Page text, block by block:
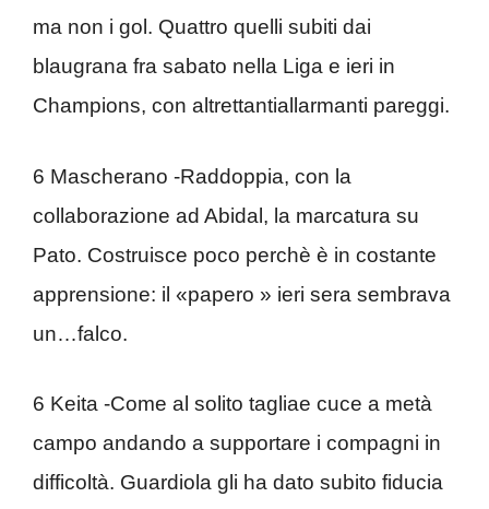
ma non i gol. Quattro quelli subiti dai
blaugrana fra sabato nella Liga e ieri in
Champions, con altrettantiallarmanti pareggi.
6 Mascherano -Raddoppia, con la
collaborazione ad Abidal, la marcatura su
Pato. Costruisce poco perchè è in costante
apprensione: il «papero » ieri sera sembrava
un…falco.
6 Keita -Come al solito tagliae cuce a metà
campo andando a supportare i compagni in
difficoltà. Guardiola gli ha dato subito fiducia